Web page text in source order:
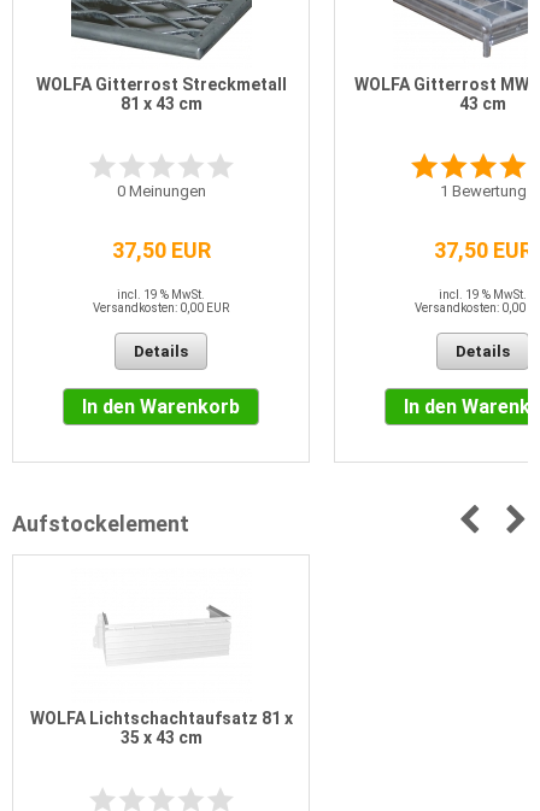
WOLFA Gitterrost Streckmetall
81 x 43 cm
0Meinungen
37,50 EUR
incl. 19 % MwSt.
Versandkosten: 0,00 EUR
Details
In den Warenkorb
WOLFA Gitterrost MW
43 cm
1 Bewertung
37,50 EUR
incl. 19 % MwSt.
Versandkosten: 0,00
Details
In den
Aufstockelement
WOLFA Lichtschachtaufsatz 81 x
35 x 43 cm